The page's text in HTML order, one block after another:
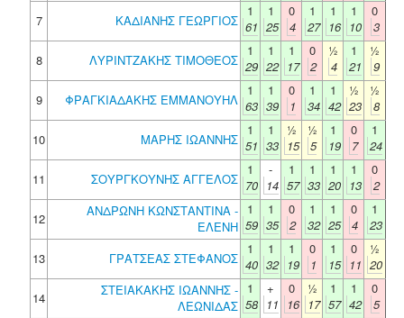
7
ΚΑΔΙΑΝΗΣ ΓΕΩΡΓΙΟΣ
1
61
1
25
0
4
1
27
1
16
1
10
0
3
8
ΛΥΡΙΝΤΖΑΚΗΣ ΤΙΜΟΘΕΟΣ
1
29
1
22
1
17
0
2
½
4
1
21
½
9
9
ΦΡΑΓΚΙΑΔΑΚΗΣ ΕΜΜΑΝΟΥΗΛ
1
63
1
39
0
1
1
34
1
42
½
23
½
8
10
ΜΑΡΗΣ ΙΩΑΝΝΗΣ
1
51
1
33
½
15
½
5
1
19
0
7
1
24
11
ΣΟΥΡΓΚΟΥΝΗΣ ΑΓΓΕΛΟΣ
1
70
-
14
1
57
1
33
1
20
1
13
0
2
12
ΑΝΔΡΩΝΗ ΚΩΝΣΤΑΝΤΙΝΑ -
ΕΛΕΝΗ
1
59
1
35
0
2
1
32
1
25
0
4
1
23
13
ΓΡΑΤΣΕΑΣ ΣΤΕΦΑΝΟΣ
1
40
1
32
1
19
0
1
1
15
0
11
½
20
14
ΣΤΕΙΑΚΑΚΗΣ ΙΩΑΝΝΗΣ -
ΛΕΩΝΙΔΑΣ
1
58
+
11
0
16
½
17
1
57
1
42
0
5